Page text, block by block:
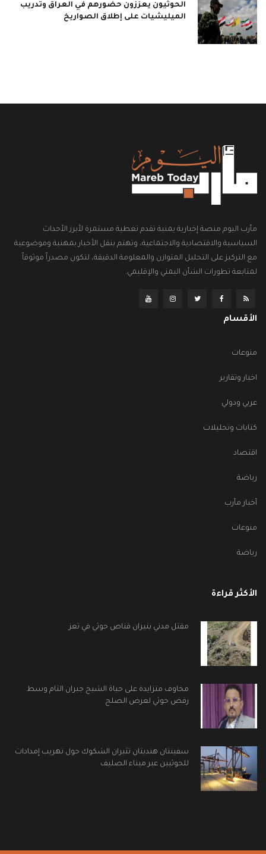
الحوثيون يعززون حضورهم في العراق وتدريب
الميليشيات على إطلاق الصواريخ
مأرب اليوم منصة إخبارية يمنية تقدم تغطية مستمرة لأبرز الأحداث
السياسية والاقتصادية والاجتماعية، وتهتم بنقل الأخبار بمهنية وموضوعية
مع التركيز على التحليل المتوازن والمعلومة الدقيقة، لتكون مصدراً موثوقاً
لمتابعة تطورات الشأن اليمني والإقليمي.
الأقسام
منوعات
اخبار وتقارير
عربي ودولي
كتابات وتحليلات
اقتصاد
رياضة
أخبار مأرب
منوعات
رياضة
الأكثر قراءة
مقتل مدني بنيران قناص حوثي في تعز
مخاوف متزايدة على حياة الشيخ جبران التام وسط
رفض حوثي لعرض الصلح
سفينتان هنديتان تثيران الشكوك حول تهريب إمدادات
للحوثيين عبر ميناء الصليف